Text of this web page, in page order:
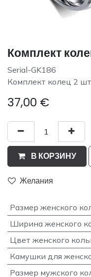
Комплект
Serial-GK186
Комплект колец 2 шт.
37,00 €
В КОРЗИНУ
Желания
Размер женского
Ширина женского
Цвет женского
Камушки для
Размер мужского